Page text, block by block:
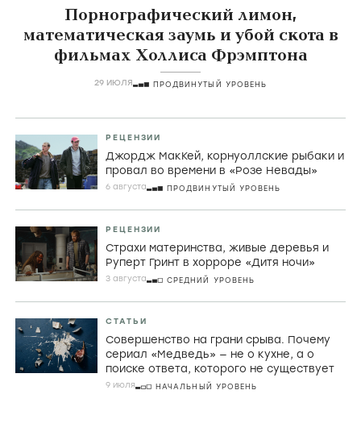
Порнографический лимон,
математическая заумь и убой скота в
фильмах Холлиса Фрэмптона
29 ИЮЛЯ ПРОДВИНУТЫЙ УРОВЕНЬ
РЕЦЕНЗИИ
Джордж МакКей, корнуоллские рыбаки и
провал во времени в «Розе Невады»
6 августа ПРОДВИНУТЫЙ УРОВЕНЬ
РЕЦЕНЗИИ
Страхи материнства, живые деревья и
Руперт Гринт в хорроре «Дитя ночи»
3 августа СРЕДНИЙ УРОВЕНЬ
СТАТЬИ
Совершенство на грани срыва. Почему
сериал «Медведь» — не о кухне, а о
поиске ответа, которого не существует
9 июля НАЧАЛЬНЫЙ УРОВЕНЬ